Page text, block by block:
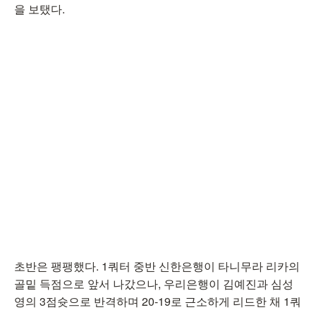
을 보탰다.
초반은 팽팽했다. 1쿼터 중반 신한은행이 타니무라 리카의
골밑 득점으로 앞서 나갔으나, 우리은행이 김예진과 심성
영의 3점슛으로 반격하며 20-19로 근소하게 리드한 채 1쿼